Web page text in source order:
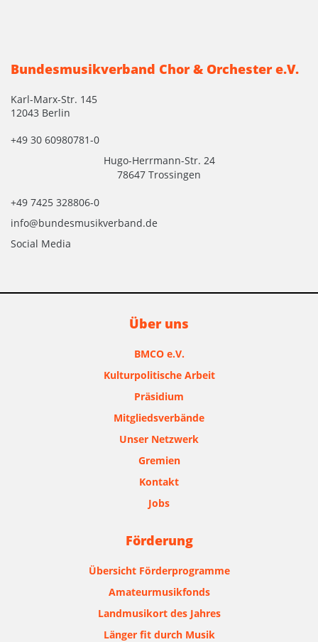
Bundesmusikverband Chor & Orchester e.V.
Karl-Marx-Str. 145
12043 Berlin
+49 30 60980781-0
Hugo-Herrmann-Str. 24
78647 Trossingen
+49 7425 328806-0
info@bundesmusikverband.de
Social Media
Über uns
BMCO e.V.
Kulturpolitische Arbeit
Präsidium
Mitgliedsverbände
Unser Netzwerk
Gremien
Kontakt
Jobs
Förderung
Übersicht Förderprogramme
Amateurmusikfonds
Landmusikort des Jahres
Länger fit durch Musik